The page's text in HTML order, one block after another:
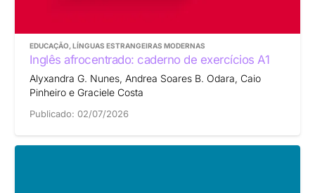
EDUCAÇÃO, LÍNGUAS ESTRANGEIRAS MODERNAS
Inglês afrocentrado: caderno de exercícios A1
Alyxandra G. Nunes, Andrea Soares B. Odara, Caio
Pinheiro e Graciele Costa
Publicado: 02/07/2026